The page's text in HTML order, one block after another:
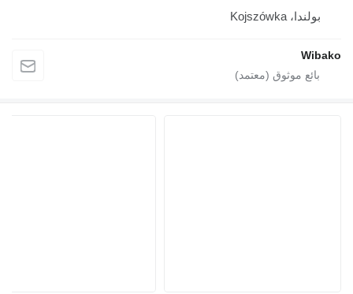
بولندا، Kojszówka
Wibako